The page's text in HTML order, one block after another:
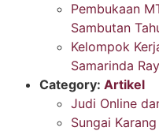
Pembukaan
Sambutan
Kelompok
Samarinda
Category: Artikel
Judi Online
Sungai